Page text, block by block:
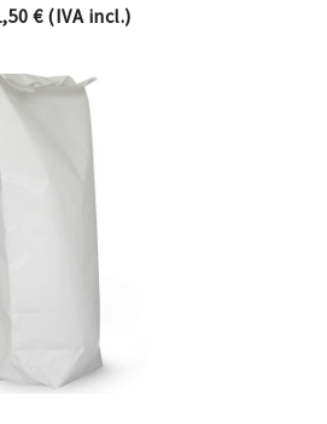
€(IVA incl.)